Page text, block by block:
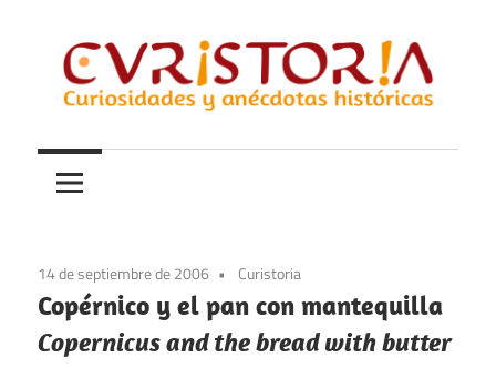
contenido
Curistoria
y
anécdotas
historia
14 de septiembre de 2006 Curistoria
Copérnico y el pan con mantequilla
Copernicus and the bread with butter